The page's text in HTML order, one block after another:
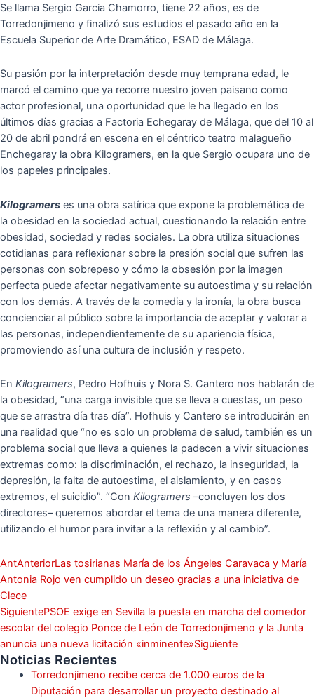
Se llama Sergio Garcia Chamorro, tiene 22 años, es de
Torredonjimeno y finalizó sus estudios el pasado año en la
Escuela Superior de Arte Dramático, ESAD de Málaga.
Su pasión por la interpretación desde muy temprana edad, le
marcó el camino que ya recorre nuestro joven paisano como
actor profesional, una oportunidad que le ha llegado en los
últimos días gracias a Factoria Echegaray de Málaga, que del 10 al
20 de abril pondrá en escena en el céntrico teatro malagueño
Enchegaray la obra Kilogramers, en la que Sergio ocupara uno de
los papeles principales.
Kilogramers es una obra satírica que expone la problemática de
la obesidad en la sociedad actual, cuestionando la relación entre
obesidad, sociedad y redes sociales. La obra utiliza situaciones
cotidianas para reflexionar sobre la presión social que sufren las
personas con sobrepeso y cómo la obsesión por la imagen
perfecta puede afectar negativamente su autoestima y su relación
con los demás. A través de la comedia y la ironía, la obra busca
concienciar al público sobre la importancia de aceptar y valorar a
las personas, independientemente de su apariencia física,
promoviendo así una cultura de inclusión y respeto.
En Kilogramers, Pedro Hofhuis y Nora S. Cantero nos hablarán de
la obesidad, “una carga invisible que se lleva a cuestas, un peso
que se arrastra día tras día”. Hofhuis y Cantero se introducirán en
una realidad que “no es solo un problema de salud, también es un
problema social que lleva a quienes la padecen a vivir situaciones
extremas como: la discriminación, el rechazo, la inseguridad, la
depresión, la falta de autoestima, el aislamiento, y en casos
extremos, el suicidio”. “Con Kilogramers –concluyen los dos
directores– queremos abordar el tema de una manera diferente,
utilizando el humor para invitar a la reflexión y al cambio”.
AntAnteriorLas tosirianas María de los Ángeles Caravaca y María
Antonia Rojo ven cumplido un deseo gracias a una iniciativa de
Clece
SiguientePSOE exige en Sevilla la puesta en marcha del comedor
escolar del colegio Ponce de León de Torredonjimeno y la Junta
anuncia una nueva licitación «inminente»Siguiente
Noticias Recientes
Torredonjimeno recibe cerca de 1.000 euros de la
Diputación para desarrollar un proyecto destinado al